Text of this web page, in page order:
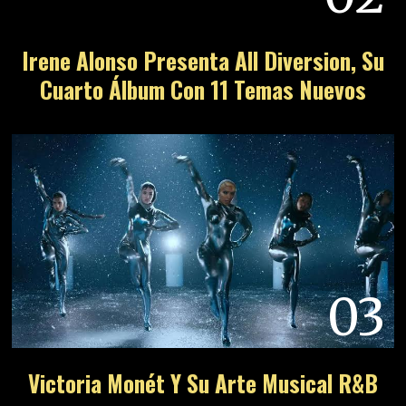
Irene Alonso Presenta All Diversion, Su
Cuarto Álbum Con 11 Temas Nuevos
03
Victoria Monét Y Su Arte Musical R&B